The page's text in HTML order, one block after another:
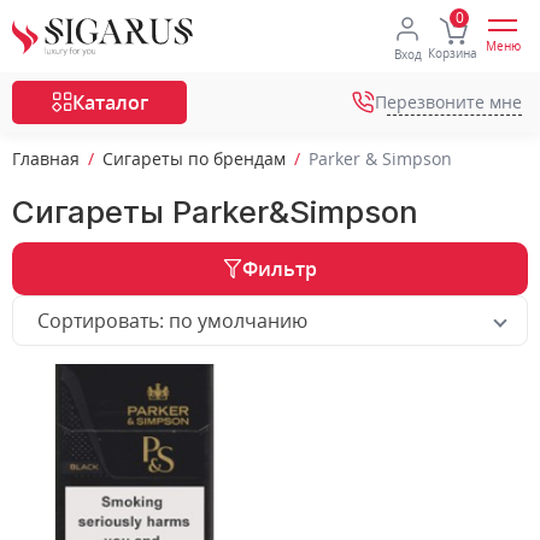
Вход Корзина Меню
Каталог Перезвоните мне
Главная Сигареты по брендам Parker & Simpson
Сигареты Parker&Simpson
Фильтр
Сортировать: по умолчанию